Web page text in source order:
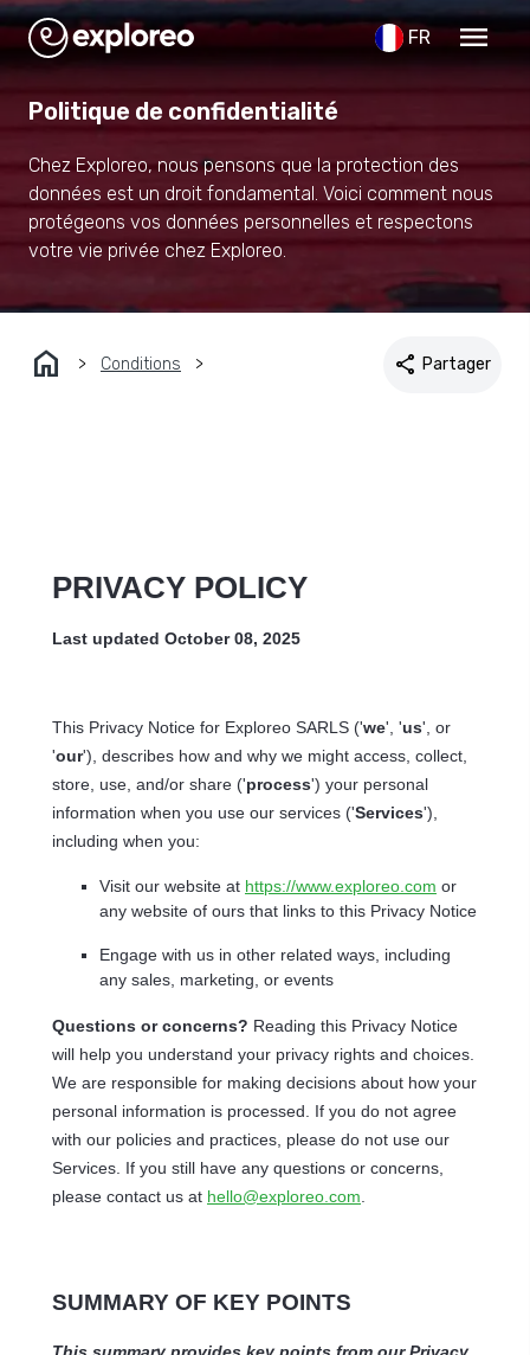
FR menu
Politique de confidentialité
Chez Exploreo, nous pensons que la protection des
données est un droit fondamental. Voici comment nous
protégeons vos données personnelles et respectons
votre vie privée chez Exploreo.
home Conditions share Partager